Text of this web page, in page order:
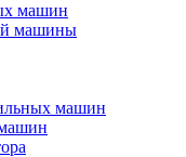
машин
машины
машин